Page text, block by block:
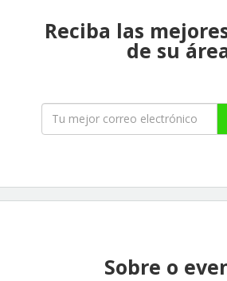
Reciba las
de su
Sobre o